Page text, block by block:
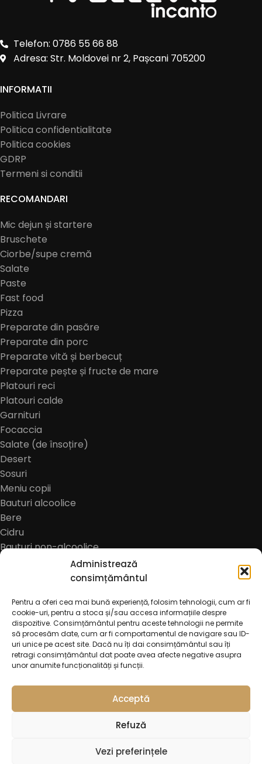
Administrează
consimțământul
Pentru a oferi cea mai bună experiență, folosim tehnologii, cum ar fi
cookie-uri, pentru a stoca și/sau accesa informațiile despre
dispozitive. Consimțământul pentru aceste tehnologii ne permite
să procesăm date, cum ar fi comportamentul de navigare sau ID-
uri unice pe acest site. Dacă nu îți dai consimțământul sau îți
retragi consimțământul dat poate avea afecte negative asupra
unor anumite funcționalități și funcții.
Acceptă
Refuză
Vezi preferințele
Telefon: 0786 55 66 88
Adresa: Str. Moldovei nr 2, Pașcani 705200
INFORMATII
Politica Livrare
Politica confidentialitate
Politica cookies
GDRP
Termeni si conditii
RECOMANDARI
Mic dejun și startere
Bruschete
Ciorbe/supe cremă
Salate
Paste
Fast food
Pizza
Preparate din pasăre
Preparate din porc
Preparate vită și berbecuț
Preparate pește și fructe de mare
Platouri reci
Platouri calde
Garnituri
Focaccia
Salate (de însoțire)
Desert
Sosuri
Meniu copii
Bauturi alcoolice
Bere
Cidru
Bauturi non-alcoolice
Trattoria Incanto Pascani